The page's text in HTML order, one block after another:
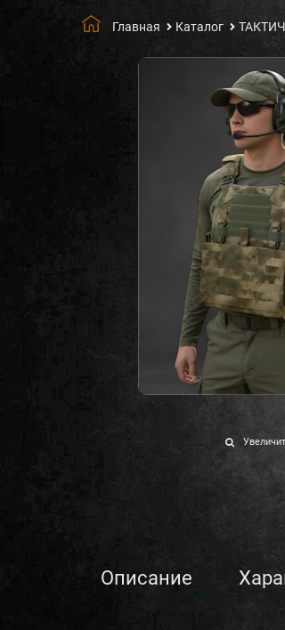
Главная Каталог
Описание